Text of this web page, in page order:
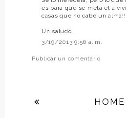
es para que se meta el a
casas que no cabe un alma!!
Un saludo
3/19/2013 9:56 a. m.
Publicar un comentario
HOME